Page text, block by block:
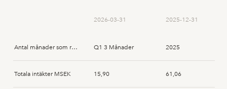
2026-03-31 2025-12-31
Antal månader som rapporten avser Q1 3 Månader 2025
Totala intäkter MSEK 15,90 61,06